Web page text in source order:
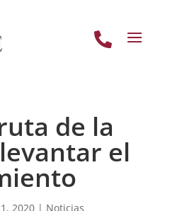

de la
el
2020| Noticias